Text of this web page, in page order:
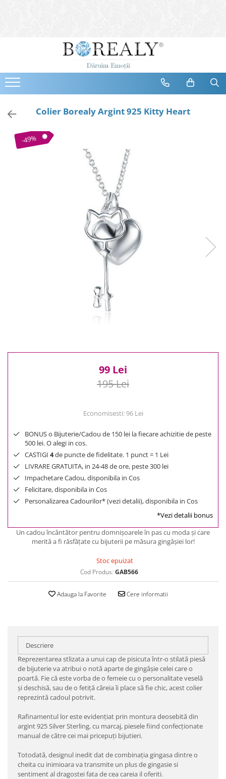
Bijuterii
Cercei
Bratari
Coliere
Brose
Tiare
300 Lei - 500 Lei
Colier Borealy Argint 925 Kitty Heart
-49%
99 Lei
195 Lei
Economisesti:96 Lei
BONUS o Bijuterie/Cadou de 150 lei la fiecare achizitie de peste
500 lei. O alegi in cos.
CASTIGI 4de puncte de fidelitate. 1 punct = 1 Lei
LIVRARE GRATUITA, in 24-48 de ore, peste 300 lei
Impachetare Cadou, disponibila in Cos
Felicitare, disponibila in Cos
Personalizarea Cadourilor* (vezi detalii), disponibila in Cos
*Vezi detalii bonus
Un cadou încântător pentru domnișoarele în pas cu moda și care
merită a fi răsfățate cu bijuterii pe măsura gingășiei lor!
Stoc epuizat
Cod Produs: GAB566
Adauga la Favorite Cere informatii
Descriere
Reprezentarea stlizata a unui cap de pisicuta într-o stilată piesă
de bijuterie va atribui o notă aparte de gingășie celei care o
poartă. Fie că este vorba de o femeie cu o personalitate veselă
și deschisă, sau de o fetiță căreia îi place să fie chic, acest colier
reprezintă cadoul potrivit.
Rafinamentul lor este evidențiat prin montura deosebită din
argint 925 Silver Sterling, cu marcaj, piesele fiind confecționate
manual de către cei mai pricepuți bijutieri.
Totodată, designul inedit dat de combinația gingasa dintre o
cheita cu inimioara va transmite un plus de gingasie si
sentiment al dragostei fata de cea careia il oferiti.